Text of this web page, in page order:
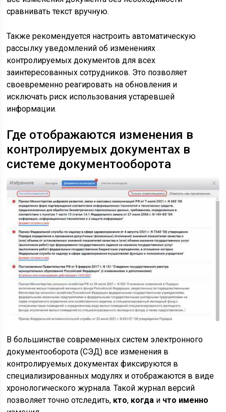
сравнивать текст вручную.
Также рекомендуется настроить автоматическую
рассылку уведомлений об изменениях
контролируемых документов для всех
заинтересованных сотрудников. Это позволяет
своевременно реагировать на обновления и
исключать риск использования устаревшей
информации.
Где отображаются изменения в
контролируемых документах в
системе документооборота
В большинстве современных систем электронного
документооборота (СЭД) все изменения в
контролируемых документах фиксируются в
специализированных модулях и отображаются в виде
хронологического журнала. Такой журнал версий
позволяет точно отследить, кто, когда и что именно